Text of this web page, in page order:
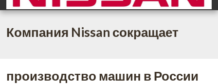
Компания Nissan сокращает
производство машин в России